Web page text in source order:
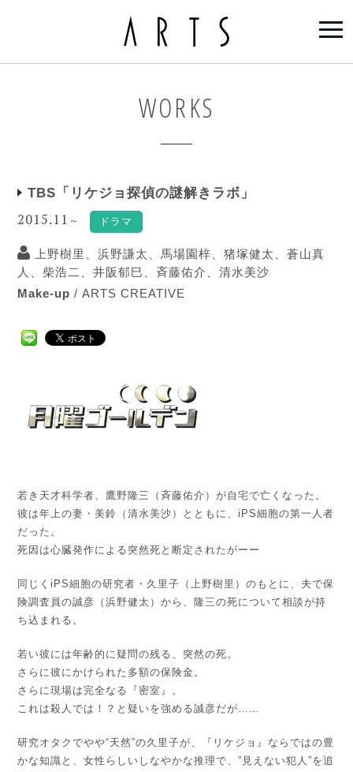
WORKS
TBS「リケジョ探偵の謎解きラボ」
2015.11 ～ ドラマ
上野樹里、浜野謙太、馬場園梓、猪塚健太、蒼山真
人、柴浩二、井阪郁巳、斉藤佑介、清水美沙
Make-up / ARTS CREATIVE
若き天才科学者、鷹野隆三（斉藤佑介）が自宅で亡くなった。
彼は年上の妻・美鈴（清水美沙）とともに、iPS細胞の第一人者
だった。
死因は心臓発作による突然死と断定されたがーー
同じくiPS細胞の研究者・久里子（上野樹里）のもとに、夫で保
険調査員の誠彦（浜野健太）から、隆三の死について相談が持
ち込まれる。
若い彼には年齢的に疑問の残る、突然の死。
さらに彼にかけられた多額の保険金。
さらに現場は完全なる『密室』。
これは殺人では！？と疑いを強める誠彦だが……
研究オタクでやや“天然”の久里子が、『リケジョ』ならではの豊
かな知識と、女性らしいしなやかな推理で、”見えない犯人”を追